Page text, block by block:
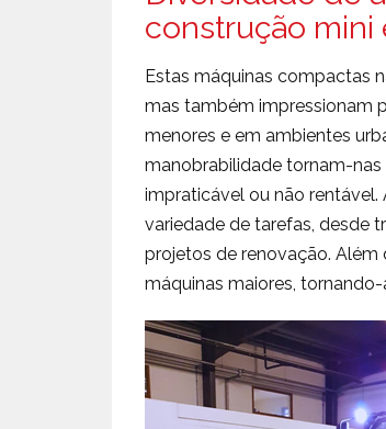
construção mini
Estas máquinas compactas
mas também impressionam
menores e em ambientes
manobrabilidade tornam-nas
impraticável ou não
variedade de tarefas, desde
projetos de renovação. Além
máquinas maiores,